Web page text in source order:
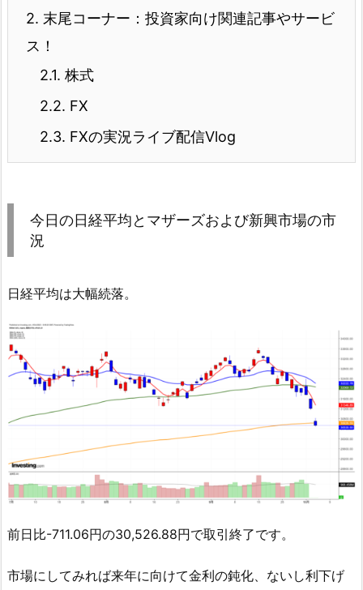
2. 末尾コーナー：投資家向け関連記事やサービ
ス！
2.1. 株式
2.2. FX
2.3. FXの実況ライブ配信Vlog
今日の日経平均とマザーズおよび新興市場の市
況
日経平均は大幅続落。
前日比-711.06円の30,526.88円で取引終了です。
市場にしてみれば来年に向けて金利の鈍化、ないし利下げ